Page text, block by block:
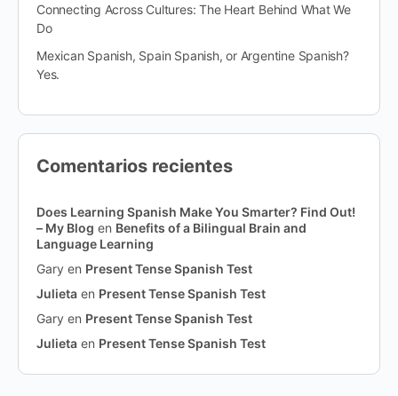
Connecting Across Cultures: The Heart Behind What We
Do
Mexican Spanish, Spain Spanish, or Argentine Spanish?
Yes.
Comentarios recientes
Does Learning Spanish Make You Smarter? Find Out!
– My Blog en Benefits of a Bilingual Brain and
Language Learning
Gary en Present Tense Spanish Test
Julieta en Present Tense Spanish Test
Gary en Present Tense Spanish Test
Julieta en Present Tense Spanish Test